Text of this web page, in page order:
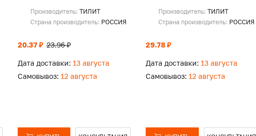
Производитель: ТИЛИТ
Страна производитель: РОССИЯ
20.37 ₽ 23.96 ₽
Дата доставки: 13 августа
Самовывоз: 12 августа
Производитель: ТИЛИТ
Страна производитель: РОССИЯ
29.78 ₽
Дата доставки: 13 августа
Самовывоз: 12 августа